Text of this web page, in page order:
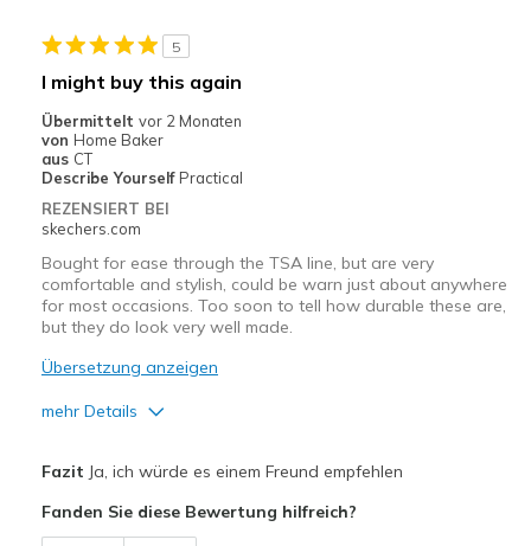
Geeignete Verwendung
Going Out
Sizing
Feels half size too big
View On Shoes
Shoes are for Wearing
5
I might buy this again
Übermittelt vor 2 Monaten
von Home Baker
aus CT
Describe Yourself Practical
REZENSIERT BEI
skechers.com
Bought for ease through the TSA line, but are very
comfortable and stylish, could be warn just about anywhere
for most occasions. Too soon to tell how durable these are,
but they do look very well made.
Übersetzung anzeigen
mehr Details
Breathe Well
Fazit Ja, ich würde es einem Freund empfehlen
Fanden Sie diese Bewertung hilfreich?